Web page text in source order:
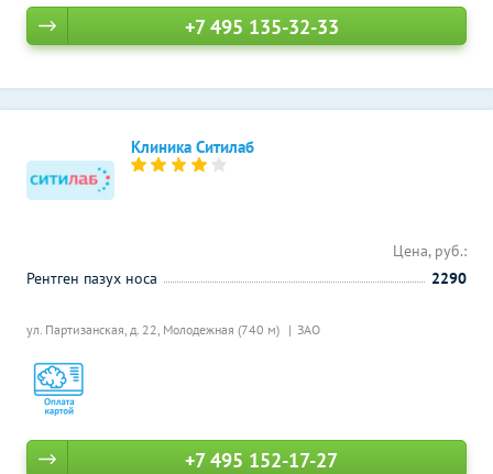
+7 495 135-32-33
Клиника Ситилаб
ул. Партизанская, д. 22, Молодежная (740 м) ЗАО
Цена, руб.:
Рентген пазух носа
2290
+7 495 152-17-27